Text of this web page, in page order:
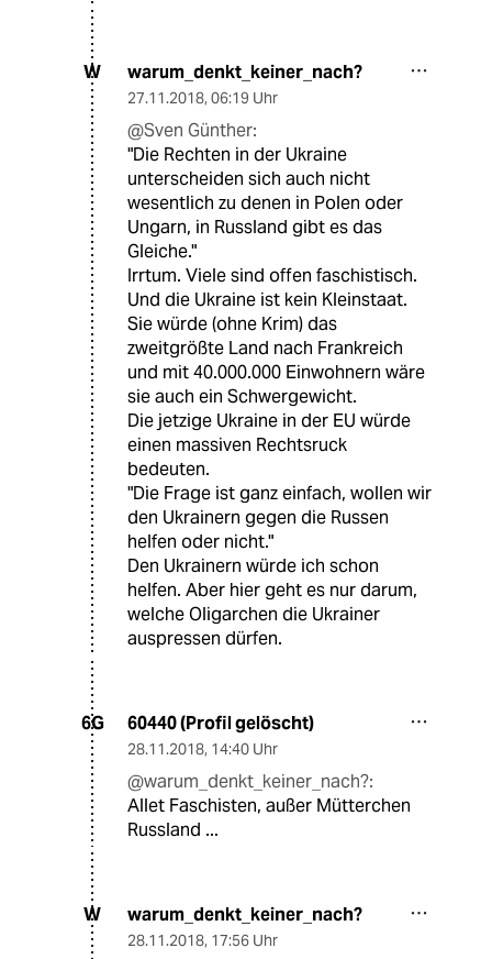
W warum_denkt_keiner_nach?
27.11.2018, 06:19 Uhr
@Sven Günther:
"Die Rechten in der Ukraine
unterscheiden sich auch nicht
wesentlich zu denen in Polen oder
Ungarn, in Russland gibt es das
Gleiche."
Irrtum. Viele sind offen faschistisch.
Und die Ukraine ist kein Kleinstaat.
Sie würde (ohne Krim) das
zweitgrößte Land nach Frankreich
und mit 40.000.000 Einwohnern wäre
sie auch ein Schwergewicht.
Die jetzige Ukraine in der EU würde
einen massiven Rechtsruck
bedeuten.
"Die Frage ist ganz einfach, wollen wir
den Ukrainern gegen die Russen
helfen oder nicht."
Den Ukrainern würde ich schon
helfen. Aber hier geht es nur darum,
welche Oligarchen die Ukrainer
auspressen dürfen.
6G 60440 (Profil gelöscht)
28.11.2018, 14:40 Uhr
@warum_denkt_keiner_nach?:
Allet Faschisten, außer Mütterchen
Russland ...
W warum_denkt_keiner_nach?
28.11.2018, 17:56 Uhr